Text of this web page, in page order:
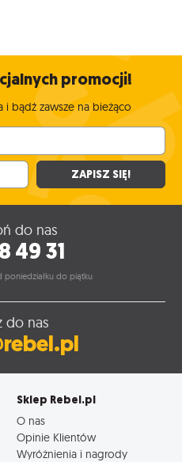
promocji!
i bądź zawsze na bieżąco
ZAPISZ SIĘ!
do nas
49 31
poniedziałku do piątku
do nas
Sklep Rebel.pl
O nas
Opinie Klientów
Wyróżnienia i nagrody